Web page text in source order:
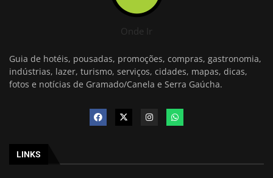
Onde Ir
Guia de hotéis, pousadas, promoções, compras, gastronomia,
indústrias, lazer, turismo, serviços, cidades, mapas, dicas,
fotos e notícias de Gramado/Canela e Serra Gaúcha.
LINKS